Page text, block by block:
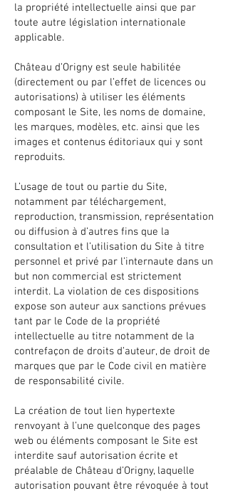
la propriété intellectuelle ainsi que par
toute autre législation internationale
applicable.
Château d’Origny est seule habilitée
(directement ou par l’effet de licences ou
autorisations) à utiliser les éléments
composant le Site, les noms de domaine,
les marques, modèles, etc. ainsi que les
images et contenus éditoriaux qui y sont
reproduits.
L’usage de tout ou partie du Site,
notamment par téléchargement,
reproduction, transmission, représentation
ou diffusion à d’autres fins que la
consultation et l’utilisation du Site à titre
personnel et privé par l’internaute dans un
but non commercial est strictement
interdit. La violation de ces dispositions
expose son auteur aux sanctions prévues
tant par le Code de la propriété
intellectuelle au titre notamment de la
contrefaçon de droits d’auteur, de droit de
marques que par le Code civil en matière
de responsabilité civile.
La création de tout lien hypertexte
renvoyant à l’une quelconque des pages
web ou éléments composant le Site est
interdite sauf autorisation écrite et
préalable de Château d’Origny, laquelle
autorisation pouvant être révoquée à tout